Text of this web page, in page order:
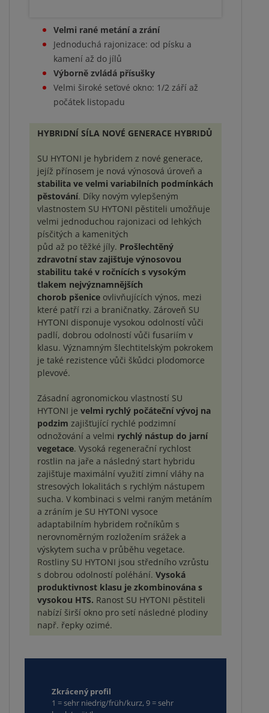
Velmi rané metání a zrání
Jednoduchá rajonizace: od písku a
kamení až do jílů
Výborně zvládá přísušky
Velmi široké seťové okno: 1/2 září až
počátek listopadu
HYBRIDNÍ SÍLA NOVÉ GENERACE HYBRIDŮ
SU HYTONI je hybridem z nové generace,
jejíž přínosem je nová výnosová úroveň a
stabilita ve velmi variabilních podmínkách
pěstování. Díky novým vylepšeným
vlastnostem SU HYTONI pěstiteli umožňuje
velmi jednoduchou rajonizaci od lehkých
písčitých a kamenitých
půd až po těžké jíly. Prošlechtěný
zdravotní stav zajišťuje výnosovou
stabilitu také v ročnících s vysokým
tlakem nejvýznamnějších
chorob pšeniceovlivňujících výnos, mezi
které patří rzi a braničnatky. Zároveň SU
HYTONI disponuje vysokou odolností vůči
padlí, dobrou odolností vůči fusariím v
klasu. Významným šlechtitelským pokrokem
je také rezistence vůči škůdci plodomorce
plevové.
Zásadní agronomickou vlastností SU
HYTONI je velmi rychlý počáteční vývoj na
podzim zajišťující rychlé podzimní
odnožování a velmi rychlý nástup do jarní
vegetace. Vysoká regenerační rychlost
rostlin na jaře a následný start hybridu
zajišťuje maximální využití zimní vláhy na
stresových lokalitách s rychlým nástupem
sucha. V kombinaci s velmi raným metáním
a zráním je SU HYTONI vysoce
adaptabilním hybridem ročníkům s
nerovnoměrným rozložením srážek a
výskytem sucha v průběhu vegetace.
Rostliny SU HYTONI jsou středního vzrůstu
s dobrou odolností poléhání. Vysoká
produktivnost klasu je zkombinována s
vysokou HTS. Ranost SU HYTONI pěstiteli
nabízí širší okno pro setí následné plodiny
např. řepky ozimé.
Zkrácený profil
1 = sehr niedrig/früh/kurz, 9 = sehr